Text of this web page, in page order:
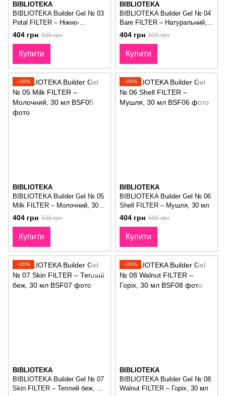
BIBLIOTEKA
BIBLIOTEKA Builder Gel № 03
Petal FILTER – Ніжно-
рожевий, 30 мл
404 грн 505 грн
Купити
BIBLIOTEKA
BIBLIOTEKA Builder Gel № 04
Bare FILTER – Натуральний,
30 мл
404 грн 505 грн
Купити
−20%
BIBLIOTEKA
BIBLIOTEKA Builder Gel № 05
Milk FILTER – Молочний, 30
мл
404 грн 505 грн
Купити
−20%
BIBLIOTEKA
BIBLIOTEKA Builder Gel № 06
Shell FILTER – Мушля, 30 мл
404 грн 505 грн
Купити
−20%
BIBLIOTEKA
BIBLIOTEKA Builder Gel № 07
Skin FILTER – Теплий беж, 30
−20%
BIBLIOTEKA
BIBLIOTEKA Builder Gel № 08
Walnut FILTER – Горіх, 30 мл